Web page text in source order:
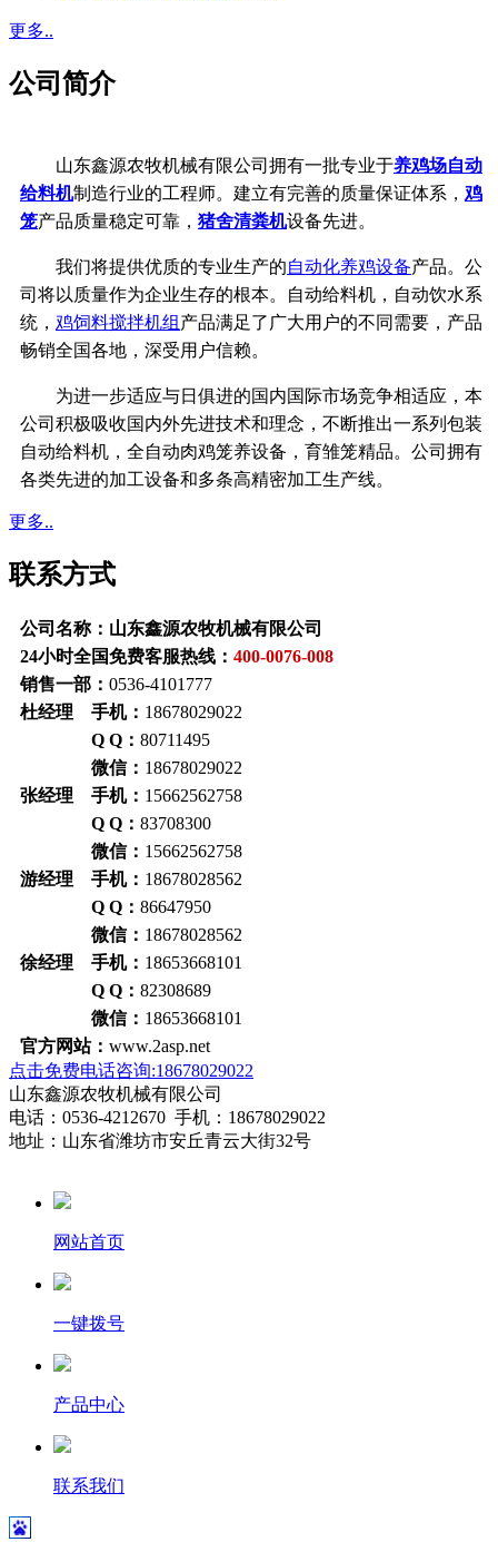
更多..
公司简介
山东鑫源农牧机械有限公司拥有一批专业于养鸡场自动
给料机制造行业的工程师。建立有完善的质量保证体系， 鸡
笼产品质量稳定可靠， 猪舍清粪机设备先进。
我们将提供优质的专业生产的自动化养鸡设备产品。公
司将以质量作为企业生存的根本。自动给料机，自动饮水系
统， 鸡饲料搅拌机组 产品满足了广大用户的不同需要，产品
畅销全国各地，深受用户信赖。
为进一步适应与日俱进的国内国际市场竞争相适应，本
公司积极吸收国内外先进技术和理念，不断推出一系列包装
自动给料机，全自动肉鸡笼养设备，育雏笼精品。公司拥有
各类先进的加工设备和多条高精密加工生产线。
更多..
联系方式
公司名称：山东鑫源农牧机械有限公司
24小时全国免费客服热线： 400-0076-008
销售一部： 0536-4101777
杜经理 手机： 18678029022
Q Q： 80711495
微信： 18678029022
张经理 手机： 15662562758
Q Q： 83708300
微信： 15662562758
游经理 手机： 18678028562
Q Q： 86647950
微信： 18678028562
徐经理 手机： 18653668101
Q Q： 82308689
微信： 18653668101
官方网站： www.2asp.net
点击免费电话咨询:18678029022
山东鑫源农牧机械有限公司
电话：0536-4212670 手机：18678029022
地址：山东省潍坊市安丘青云大街32号
网站首页
一键拨号
产品中心
联系我们